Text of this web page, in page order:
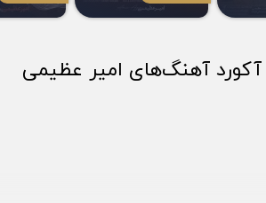
آکورد آهنگ‌های امیر عظیمی